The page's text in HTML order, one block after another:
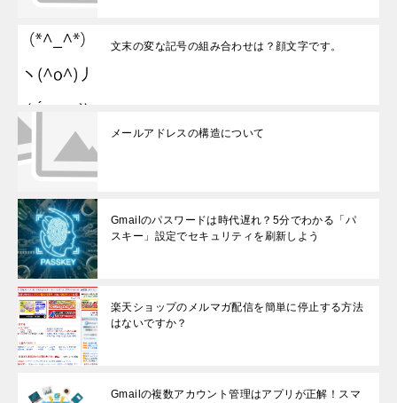
文末の変な記号の組み合わせは？顔文字です。
メールアドレスの構造について
Gmailのパスワードは時代遅れ？5分でわかる「パ
スキー」設定でセキュリティを刷新しよう
楽天ショップのメルマガ配信を簡単に停止する方法
はないですか？
Gmailの複数アカウント管理はアプリが正解！スマ